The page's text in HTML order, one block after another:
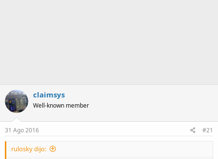
claimsys
Well-known member
31 Ago 2016 #21
rulosky dijo: